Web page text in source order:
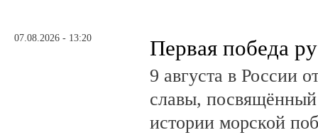
07.08.2026 - 13:20 Первая победа
9 августа в России
славы, посвящённый
истории морской